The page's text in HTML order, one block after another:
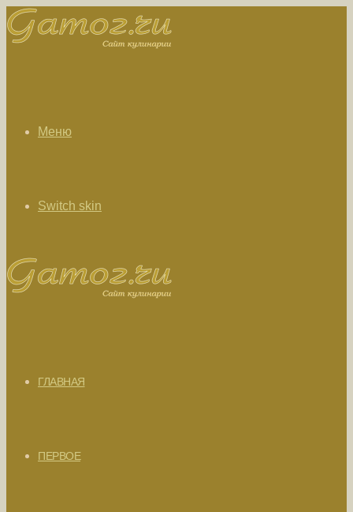
Меню
Switch skin
ГЛАВНАЯ
ПЕРВОЕ